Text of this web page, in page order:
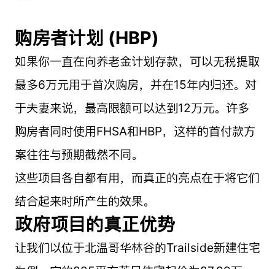
购房者计划 (HBP)
如果你一直在向养老金计划存款，可以无税提取
最多6万元用于首次购房，并在15年内归还。对
于夫妻来说，最高限额可以达到12万元。许多
购房者同时使用FHSA和HBP，这样的首付款方
案往往与预期截然不同。
这些项目各自都有用，而真正的亮点在于将它们
结合起来时所产生的效果。
政府项目的真正优势
让我们以位于北温哥华林谷的Trailside新建住宅